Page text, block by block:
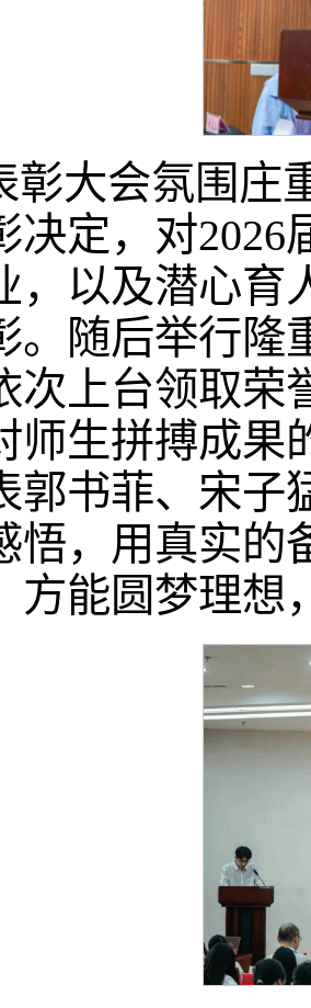
彰大会氛围庄
决定，对
，以及潜心育
。随后举行隆
次上台领取荣
师生拼搏成果
郭书菲、宋子
悟，用真实的
方能圆梦理想